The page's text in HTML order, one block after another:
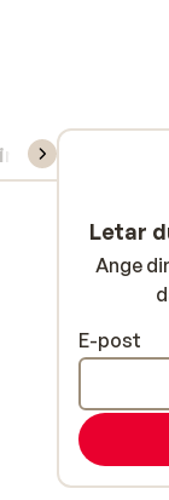
Skidskola
Letar
Ange
E-post